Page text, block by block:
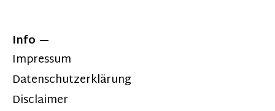
Info
Impressum
Datenschutzerklärung
Disclaimer